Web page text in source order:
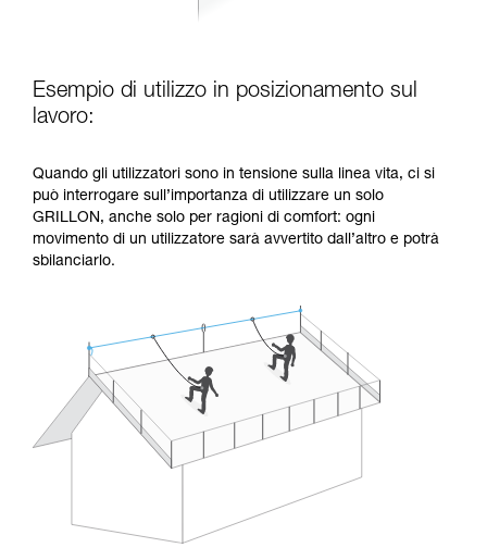
Esempio di utilizzo in posizionamento sul
lavoro:
Quando gli utilizzatori sono in tensione sulla linea vita, ci si
può interrogare sull’importanza di utilizzare un solo
GRILLON, anche solo per ragioni di comfort: ogni
movimento di un utilizzatore sarà avvertito dall’altro e potrà
sbilanciarlo.